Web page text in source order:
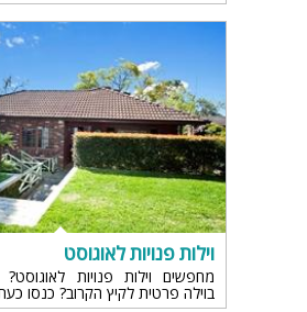
וילות פנויות לאוגוסט
מחפשים וילות פנויות
בוילה פרטית לקיץ הקרוב? כנסו